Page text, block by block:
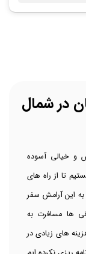
در شمال
و خیالی آسوده
تا از راه های
این آرامش سفر
ها مسافرت به
های زیادی در